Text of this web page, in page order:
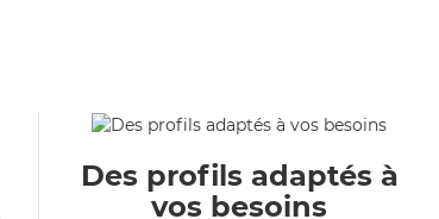
Des profils adaptés à
vos besoins